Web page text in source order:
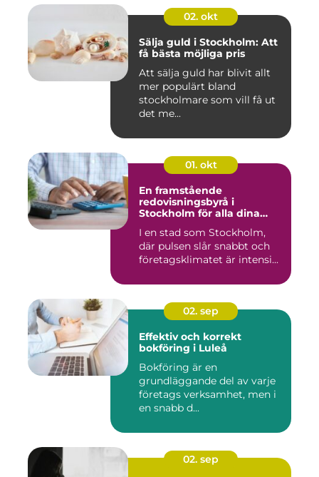
02. okt
Sälja guld i Stockholm: Att
få bästa möjliga pris
Att sälja guld har blivit allt
mer populärt bland
stockholmare som vill få ut
det me...
01. okt
En framstående
redovisningsbyrå i
Stockholm för alla dina
I en stad som Stockholm,
där pulsen slår snabbt och
företagsklimatet är intensi...
02. sep
Effektiv och korrekt
bokföring i Luleå
Bokföring är en
grundläggande del av varje
företags verksamhet, men i
en snabb d...
02. sep